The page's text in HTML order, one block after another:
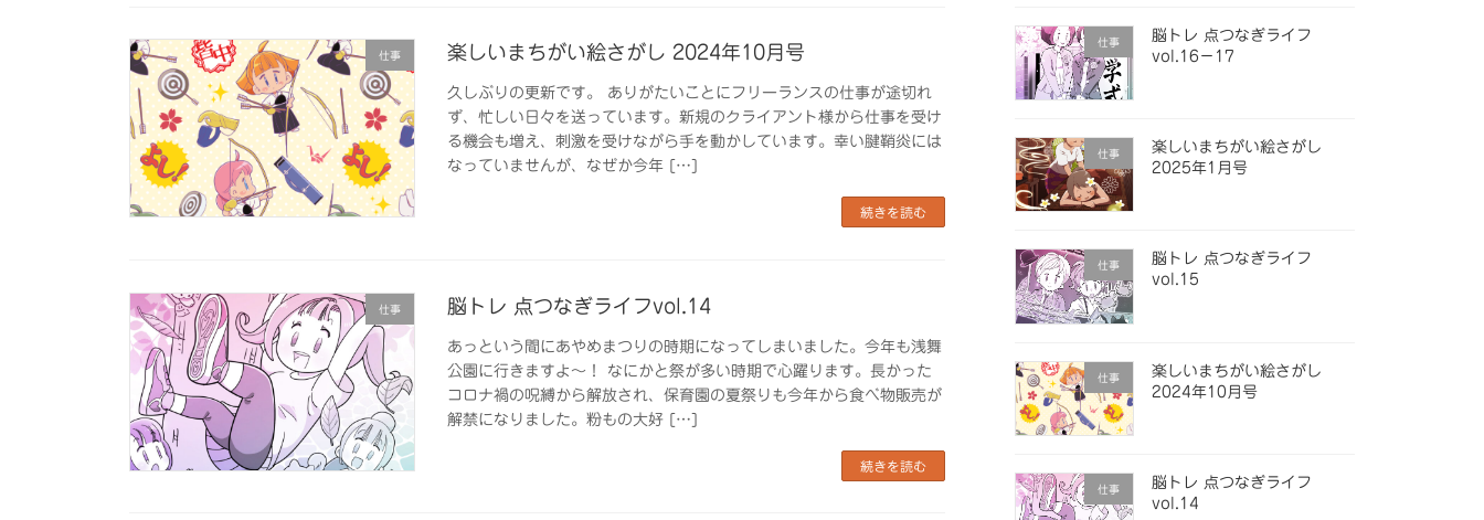
仕事 楽しいまちがい絵さがし 2024年10月号
久しぶりの更新です。 ありがたいことにフリーランスの仕事が途切れ
ず、忙しい日々を送っています。新規のクライアント様から仕事を受け
る機会も増え、刺激を受けながら手を動かしています。幸い腱鞘炎には
なっていませんが、なぜか今年 […]
続きを読む
仕事 脳トレ 点つなぎライフvol.14
あっという間にあやめまつりの時期になってしまいました。今年も浅舞
公園に行きますよ～！ なにかと祭が多い時期で心躍ります。長かった
コロナ禍の呪縛から解放され、保育園の夏祭りも今年から食べ物販売が
解禁になりました。粉もの大好 […]
続きを読む
仕事
脳トレ 点つなぎライフ
vol.16−17
仕事
楽しいまちがい絵さがし
2025年1月号
仕事
脳トレ 点つなぎライフ
vol.15
仕事
楽しいまちがい絵さがし
2024年10月号
仕事
脳トレ 点つなぎライフ
vol.14